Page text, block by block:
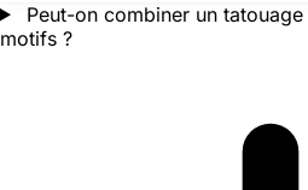
Peut-on combiner un
motifs ?